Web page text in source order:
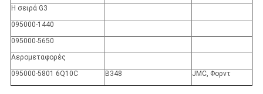
Η σειρά G3
095000-1440
095000-5650
Αερομεταφορές
095000-5801 6Q10C
Β348 JMC, Φορντ